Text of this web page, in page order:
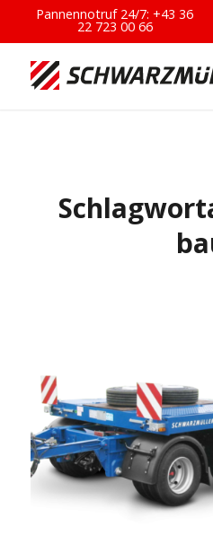
Pannennotruf 24/7:+43 36
22 723 00 66